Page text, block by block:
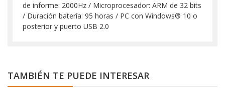
de informe: 2000Hz / Microprocesador: ARM de 32 bits
/ Duración batería: 95 horas / PC con Windows® 10 o
posterior y puerto USB 2.0
TAMBIÉN TE PUEDE INTERESAR